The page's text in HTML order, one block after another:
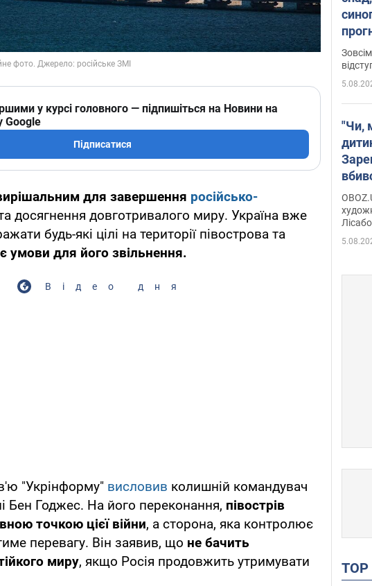
у курсі головного — підпишіться на Новини на
Google
Підписатися
для завершення російсько-
досягнення довготривалого миру. Україна вже
будь-які цілі на території півострова та
умови для його звільнення.
Відео дня
"Укрінформу" висловив колишній командувач
Бен Годжес. На його переконання, півострів
точкою цієї війни, а сторона, яка контролює
перевагу. Він заявив, що не бачить
миру, якщо Росія продовжить утримувати
"Чи,
в